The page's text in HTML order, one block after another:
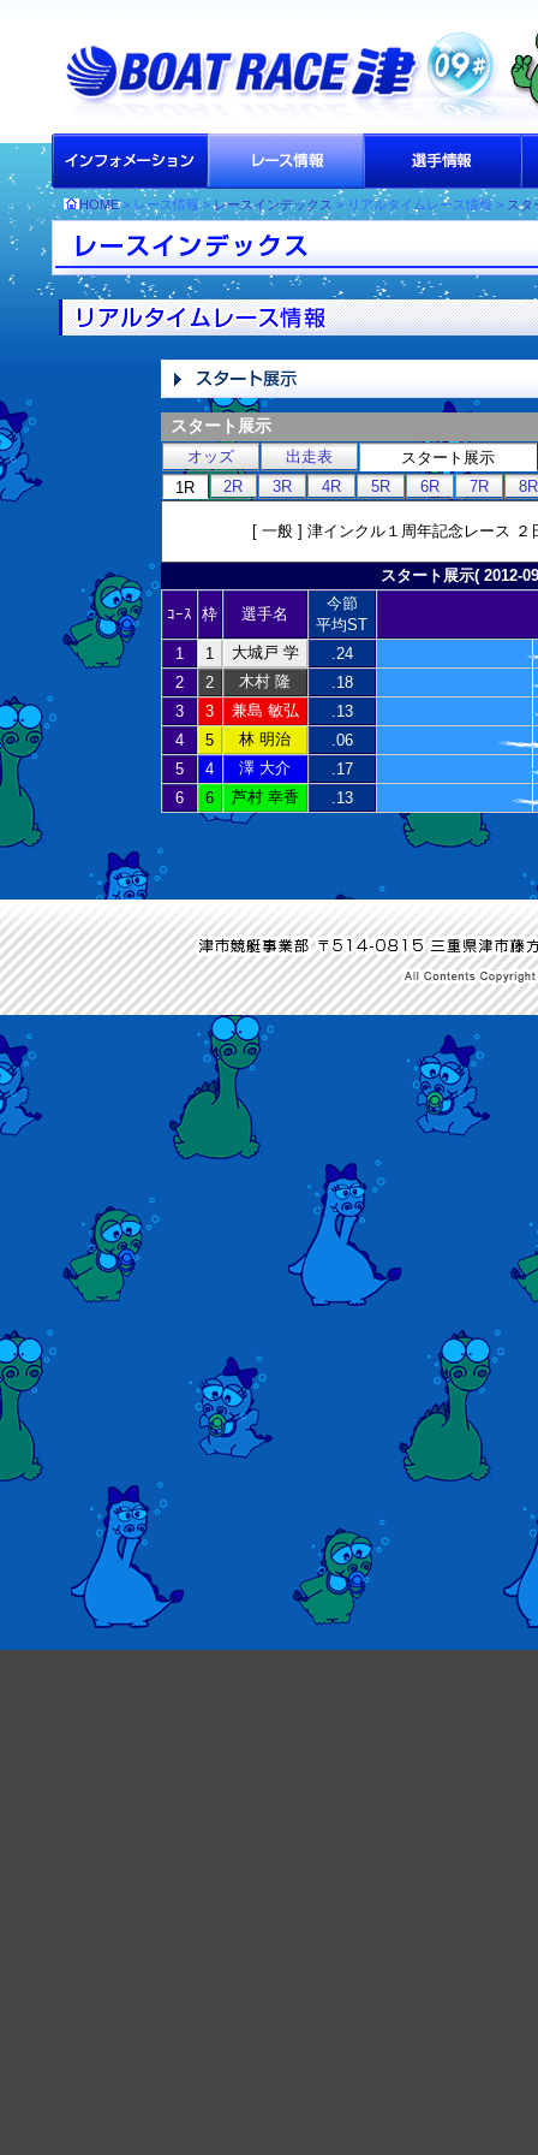
HOME> レース情報 >レースインデックス > リアルタイムレース情報 > スタ
スタート展示
オッズ 出走表
スタート展示
1R
2R 3R 4R 5R 6R 7R 8R
[ 一般 ] 津インクル１周年記念レ
スタート展示( 2012-
ｺｰｽ 枠 選手名
今節
平均ST
1
1 大城戸 学
.24
2
2 木村 隆
.18
3
3 兼島 敏弘
.13
4
5 林 明治
.06
5
4 澤 大介
.17
6
6 芦村 幸香 .13